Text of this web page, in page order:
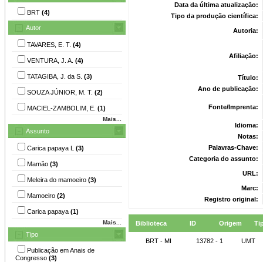
BRT (4)
Autor
TAVARES, E. T. (4)
VENTURA, J. A. (4)
TATAGIBA, J. da S. (3)
SOUZA JÚNIOR, M. T. (2)
MACIEL-ZAMBOLIM, E. (1)
Mais...
Assunto
Carica papaya L (3)
Mamão (3)
Meleira do mamoeiro (3)
Mamoeiro (2)
Carica papaya (1)
Mais...
Tipo
Publicação em Anais de
Congresso (3)
Data da última atualização:
Tipo da produção científica:
Autoria:
Afiliação:
Título:
Ano de publicação:
Fonte/Imprenta:
Idioma:
Notas:
Palavras-Chave:
Categoria do assunto:
URL:
Marc:
Registro original:
Biblioteca ID Origem
BRT - MI 13782 - 1 UMT